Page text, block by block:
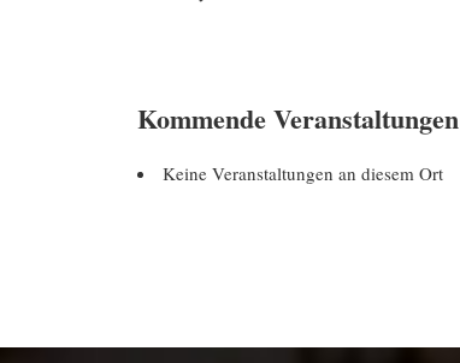
Kommende Veranstaltungen
Keine Veranstaltungen an diesem Ort